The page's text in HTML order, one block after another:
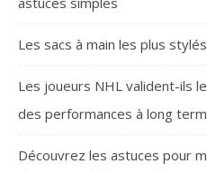
Les sacs à main les plus
Les joueurs NHL valident-ils
des performances à long
Découvrez les astuces pour